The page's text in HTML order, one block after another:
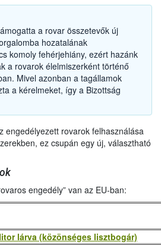
a rovar összetevők új
hozatalának
komoly fehérjehiány, ezért hazánk
a rovarok élelmiszerként történő
Mivel azonban a tagállamok
a kérelmeket, így a Bizottság
engedélyezett rovarok felhasználása
ez csupán egy új, választható
engedély” van az EU-ban:
lárva (közönséges lisztbogár)